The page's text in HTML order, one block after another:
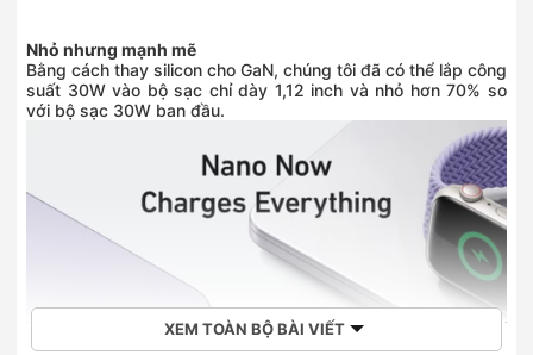
Nhỏ nhưng mạnh mẽ
Bằng cách thay silicon cho GaN, chúng tôi đã có thể lắp công
suất 30W vào bộ sạc chỉ dày 1,12 inch và nhỏ hơn 70% so
với bộ sạc 30W ban đầu.
XEM TOÀN BỘ BÀI VIẾT